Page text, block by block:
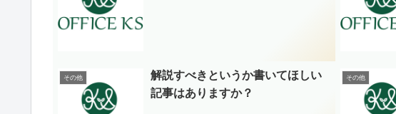
その他
解説すべきというか書いてほしい
記事はありますか？
その他